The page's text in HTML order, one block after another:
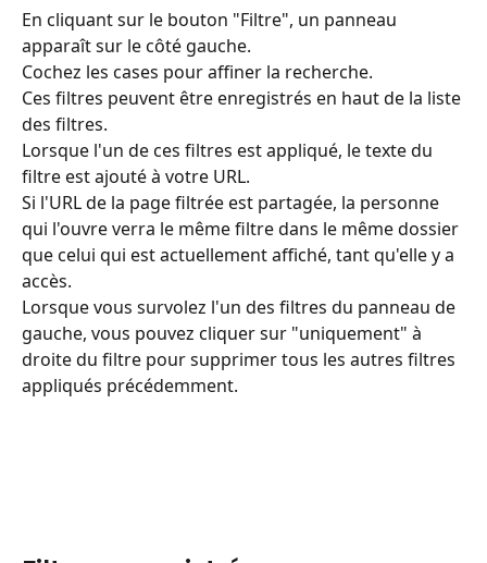
En cliquant sur le bouton "Filtre", un panneau
apparaît sur le côté gauche.
Cochez les cases pour affiner la recherche.
Ces filtres peuvent être enregistrés en haut de la liste
des filtres.
Lorsque l'un de ces filtres est appliqué, le texte du
filtre est ajouté à votre URL.
Si l'URL de la page filtrée est partagée, la personne
qui l'ouvre verra le même filtre dans le même dossier
que celui qui est actuellement affiché, tant qu'elle y a
accès.
Lorsque vous survolez l'un des filtres du panneau de
gauche, vous pouvez cliquer sur "uniquement" à
droite du filtre pour supprimer tous les autres filtres
appliqués précédemment.